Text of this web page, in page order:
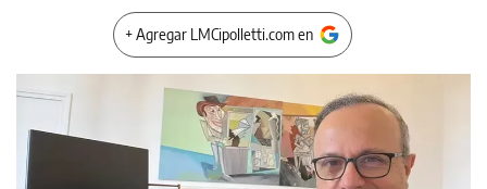
+ Agregar LMCipolletti.com en